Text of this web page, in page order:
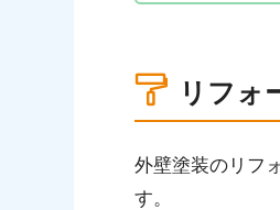
1-3.りそな銀行
1-5.イオン銀行
1-6.JAバンク
リフォ
外壁塗装のリフ
す。